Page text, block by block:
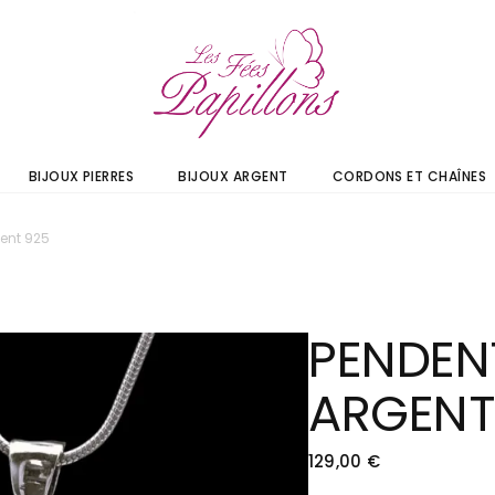
BIJOUX PIERRES BIJOUX ARGENT CORDONS ET CHAÎNES
925
129,00 €